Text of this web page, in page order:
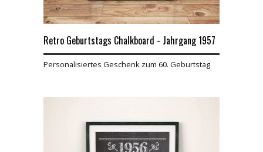
Retro Geburtstags Chalkboard - Jahrgang 1957
Personalisiertes Geschenk zum 60. Geburtstag